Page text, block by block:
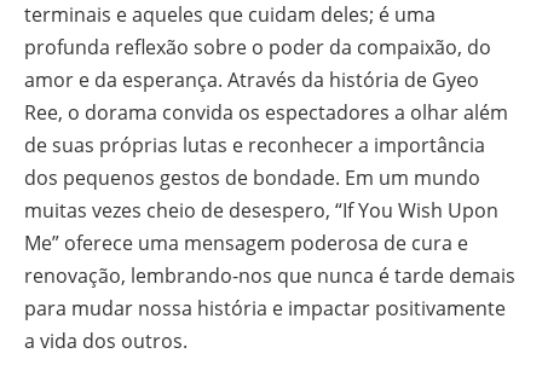
terminais e aqueles que cuidam deles; é uma
profunda reflexão sobre o poder da compaixão, do
amor e da esperança. Através da história de Gyeo
Ree, o dorama convida os espectadores a olhar além
de suas próprias lutas e reconhecer a importância
dos pequenos gestos de bondade. Em um mundo
muitas vezes cheio de desespero, “If You Wish Upon
Me” oferece uma mensagem poderosa de cura e
renovação, lembrando-nos que nunca é tarde demais
para mudar nossa história e impactar positivamente
a vida dos outros.